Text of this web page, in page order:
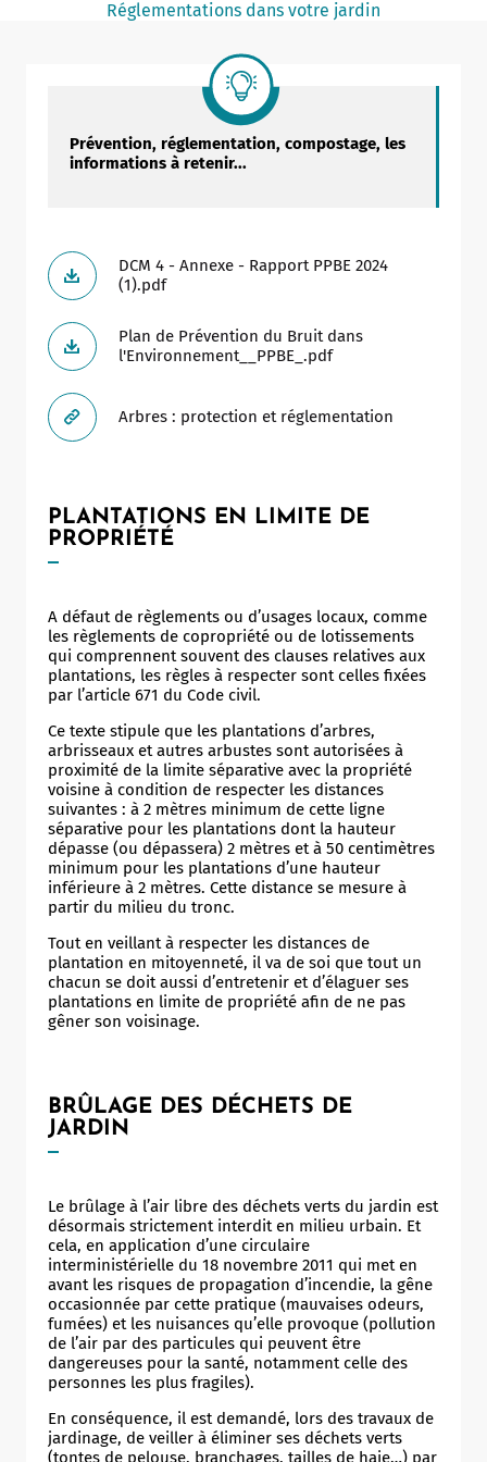
Notaire
Un commerce
Journaliste
Réglementations dans votre jardin
Prévention, réglementation, compostage, les
informations à retenir...
DCM 4 - Annexe - Rapport PPBE 2024
(1).pdf
Plan de Prévention du Bruit dans
l'Environnement__PPBE_.pdf
Arbres : protection et réglementation
PLANTATIONS EN LIMITE DE
PROPRIÉTÉ
A défaut de règlements ou d’usages locaux, comme
les règlements de copropriété ou de lotissements
qui comprennent souvent des clauses relatives aux
plantations, les règles à respecter sont celles fixées
par l’article 671 du Code civil.
Ce texte stipule que les plantations d’arbres,
arbrisseaux et autres arbustes sont autorisées à
proximité de la limite séparative avec la propriété
voisine à condition de respecter les distances
suivantes : à 2 mètres minimum de cette ligne
séparative pour les plantations dont la hauteur
dépasse (ou dépassera) 2 mètres et à 50 centimètres
minimum pour les plantations d’une hauteur
inférieure à 2 mètres. Cette distance se mesure à
partir du milieu du tronc.
Tout en veillant à respecter les distances de
plantation en mitoyenneté, il va de soi que tout un
chacun se doit aussi d’entretenir et d’élaguer ses
plantations en limite de propriété afin de ne pas
gêner son voisinage.
BRÛLAGE DES DÉCHETS DE
JARDIN
Le brûlage à l’air libre des déchets verts du jardin est
désormais strictement interdit en milieu urbain. Et
cela, en application d’une circulaire
interministérielle du 18 novembre 2011 qui met en
avant les risques de propagation d’incendie, la gêne
occasionnée par cette pratique (mauvaises odeurs,
fumées) et les nuisances qu’elle provoque (pollution
de l’air par des particules qui peuvent être
dangereuses pour la santé, notamment celle des
personnes les plus fragiles).
En conséquence, il est demandé, lors des travaux de
jardinage, de veiller à éliminer ses déchets verts
(tontes de pelouse, branchages, tailles de haie…) par